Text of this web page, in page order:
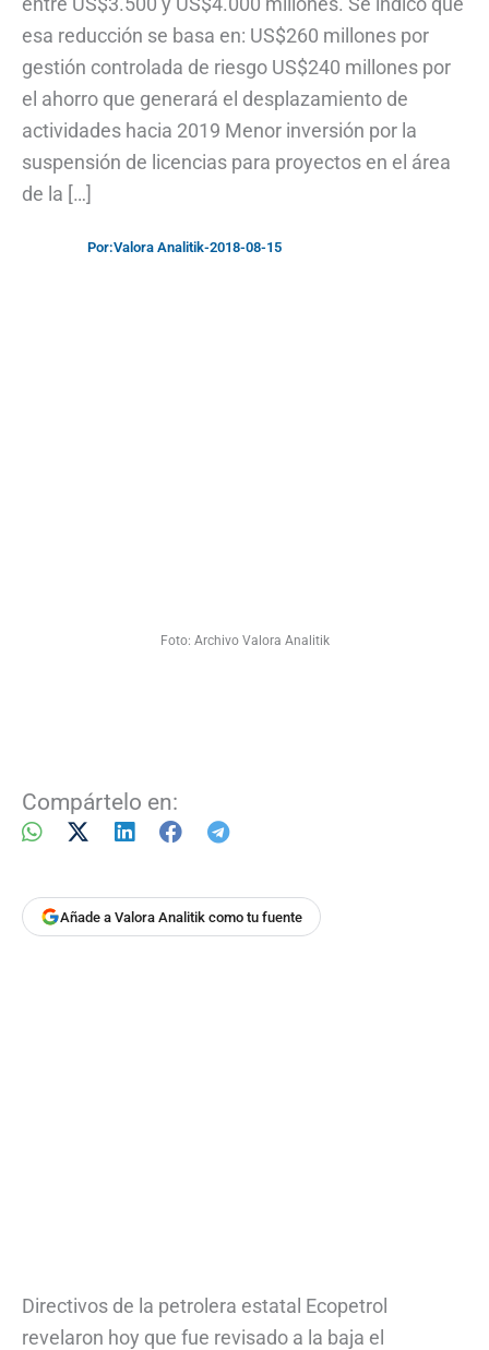
esa reducción se basa en: US$260 millones por
gestión controlada de riesgo US$240 millones por
el ahorro que generará el desplazamiento de
actividades hacia 2019 Menor inversión por la
suspensión de licencias para proyectos en el área
de la […]
Por:Valora Analitik-2018-08-15
Foto: Archivo Valora Analitik
Compártelo en:
Añade a Valora Analitik como tu fuente
Directivos de la petrolera estatal Ecopetrol
revelaron hoy que fue revisado a la baja el